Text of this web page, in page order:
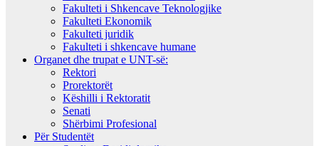
Fakulteti i Shkencave Teknologjike
Fakulteti Ekonomik
Fakulteti juridik
Fakulteti i shkencave humane
Organet dhe trupat e UNT-së:
Rektori
Prorektorët
Këshilli i Rektoratit
Senati
Shërbimi Profesional
Për Studentët